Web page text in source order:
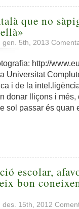
que no
gen. 5th, 2013
Universitat
i de la
donar lliçons i més,
sol passar és quan
escolar,
bon
des. 15th, 2012